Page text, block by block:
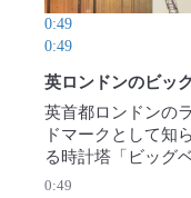
映像の確認は初め
だ。旧日本軍の戦跡
詳しい四川外国語大
（中国）の菊池実・
詳細に分かり、貴
史料だ」と指摘す
（米国立公文書館
国・聖公会大の田甲
0:49
0:49
英首都ロンドンの
ドマークとして知
る時計塔「ビッグ
ン」に8日早朝、男
0:49